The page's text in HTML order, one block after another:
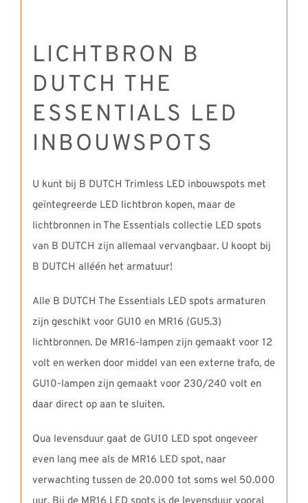
LICHTBRON B
DUTCH THE
ESSENTIALS LED
INBOUWSPOTS
U kunt bij B DUTCH Trimless LED inbouwspots met
geïntegreerde LED lichtbron kopen, maar de
lichtbronnen in The Essentials collectie LED spots
van B DUTCH zijn allemaal vervangbaar. U koopt bij
B DUTCH alléén het armatuur!
Alle B DUTCH The Essentials LED spots armaturen
zijn geschikt voor GU10 en MR16 (GU5.3)
lichtbronnen. De MR16-lampen zijn gemaakt voor 12
volt en werken door middel van een externe trafo, de
GU10-lampen zijn gemaakt voor 230/240 volt en
daar direct op aan te sluiten.
Qua levensduur gaat de GU10 LED spot ongeveer
even lang mee als de MR16 LED spot, naar
verwachting tussen de 20.000 tot soms wel 50.000